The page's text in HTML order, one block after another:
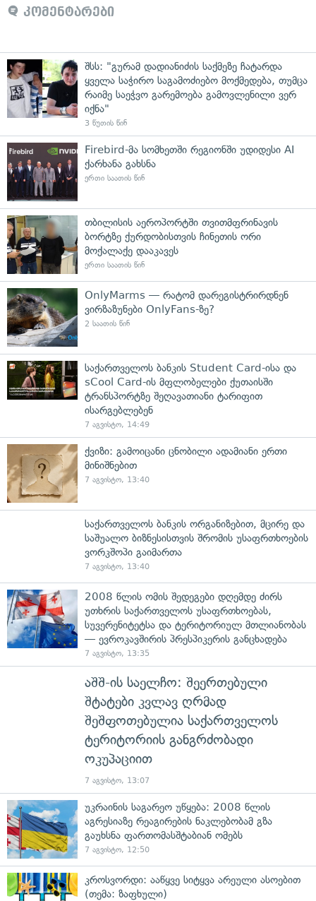
კომენტარები
შსს: "გურამ დადიანიძის საქმეზე ჩატარდა
ყველა საჭირო საგამოძიებო მოქმედება, თუმცა
რაიმე საეჭვო გარემოება გამოვლენილი ვერ
იქნა"
3 წუთის წინ
Firebird-მა სომხეთში რეგიონში უდიდესი AI
ქარხანა გახსნა
ერთი საათის წინ
თბილისის აეროპორტში თვითმფრინავის
ბორტზე ქურდობისთვის ჩინეთის ორი
მოქალაქე დააკავეს
ერთი საათის წინ
OnlyMarms — რატომ დარეგისტრირდნენ
ვირზაზუნები OnlyFans-ზე?
2 საათის წინ
საქართველოს ბანკის Student Card-ისა და
sCool Card-ის მფლობელები ქუთაისში
ტრანსპორტზე შეღავათიანი ტარიფით
ისარგებლებენ
7 აგვისტო, 14:49
ქვიზი: გამოიცანი ცნობილი ადამიანი ერთი
მინიშნებით
7 აგვისტო, 13:40
საქართველოს ბანკის ორგანიზებით, მცირე და
საშუალო ბიზნესისთვის შრომის უსაფრთხოების
ვორკშოპი გაიმართა
7 აგვისტო, 13:40
2008 წლის ომის შედეგები დღემდე ძირს
უთხრის საქართველოს უსაფრთხოებას,
სუვერენიტეტსა და ტერიტორიულ მთლიანობას
— ევროკავშირის პრესპიკერის განცხადება
7 აგვისტო, 13:35
აშშ-ის საელჩო: შეერთებული
შტატები კვლავ ღრმად
შეშფოთებულია საქართველოს
ტერიტორიის განგრძობადი
ოკუპაციით
7 აგვისტო, 13:07
უკრაინის საგარეო უწყება: 2008 წლის
აგრესიაზე რეაგირების ნაკლებობამ გზა
გაუხსნა ფართომასშტაბიან ომებს
7 აგვისტო, 12:50
კროსვორდი: ააწყვე სიტყვა არეული ასოებით
(თემა: ზაფხული)